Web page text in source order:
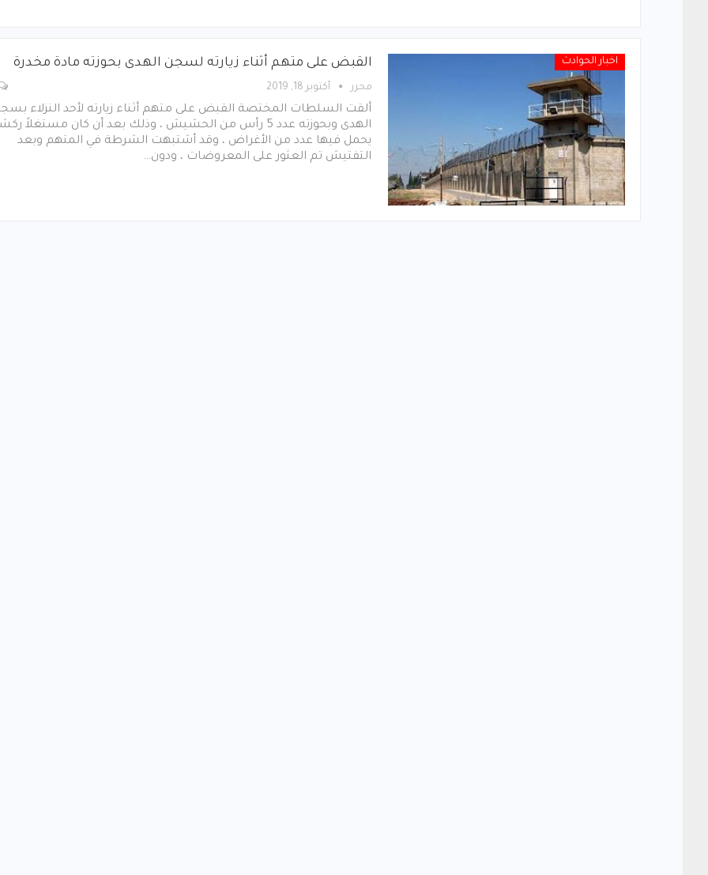
اخبار الحوادث القبض على متهم أثناء زيارته لسجن الهدى بحوزته مادة مخدرة
محرر أكتوبر 18, 2019
ألقت السلطات المختصة القبض على متهم أثناء زيارته لأحد النزلاء
الهدى وبحوزته عدد 5 رأس من الحشيش ، وذلك بعد أن كان مستغلاً
يحمل فيها عدد من الأغراض ، وقد أشتبهت الشرطة في المتهم وبعد
التفتيش تم العثور على المعروضات ، ودون…